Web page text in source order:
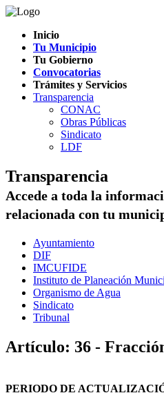
Inicio
Tu Municipio
Tu Gobierno
Convocatorias
Trámites y Servicios
Transparencia
CONAC
Obras Públicas
Sindicato
LDF
Transparencia
Accede a toda la
relacionada con tu
Ayuntamiento
DIF
IMCUFIDE
Instituto de Planeación
Organismo de Agua
Sindicato
Tribunal
Artículo: 36 -
PERIODO DE